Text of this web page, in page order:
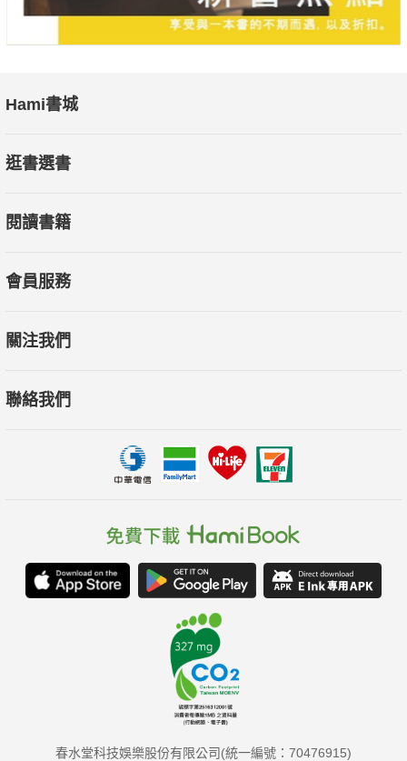
Hami書城
逛書選書
閱讀書籍
會員服務
關注我們
聯絡我們
春水堂科技娛樂股份有限公司(統一編號：70476915)